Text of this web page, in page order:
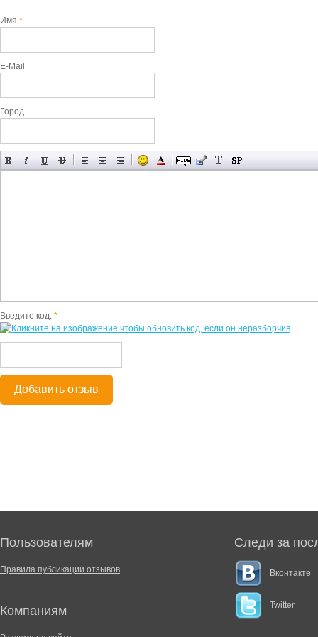
Имя *
E-Mail
Город
Введите код: *
Добавить отзыв
Пользователям
Правила публикации отзывов
Компаниям
Следи за
Вконтакте
Twitter